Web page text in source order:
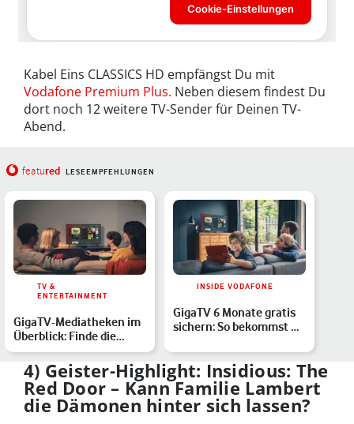
Kabel Eins CLASSICS HD empfängst Du mit
Vodafone Premium Plus. Neben diesem findest Du
dort noch 12 weitere TV-Sender für Deinen TV-
Abend.
featured LESEEMPFEHLUNGEN
TV &
ENTERTAINMENT
GigaTV-Mediatheken im
Überblick: Finde die
passende Mediathek
für…
INSIDE VODAFONE
GigaTV 6 Monate gratis
sichern: So bekommst Du
4) Geister-Highlight: Insidious: The
Red Door – Kann Familie Lambert
die Dämonen hinter sich lassen?